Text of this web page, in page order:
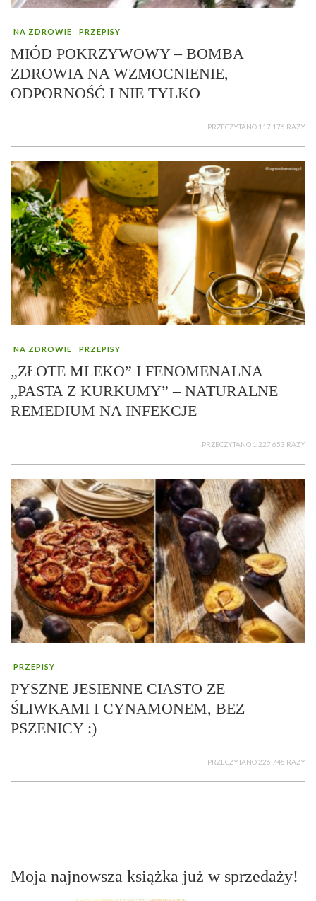
NA ZDROWIE PRZEPISY
MIÓD POKRZYWOWY – BOMBA
ZDROWIA NA WZMOCNIENIE,
ODPORNOŚĆ I NIE TYLKO
PRZECZYTANO 117 176 RAZY
NA ZDROWIE PRZEPISY
„ZŁOTE MLEKO” I FENOMENALNA
„PASTA Z KURKUMY” – NATURALNE
REMEDIUM NA INFEKCJE
PRZECZYTANO 1 227 653 RAZY
PRZEPISY
PYSZNE JESIENNE CIASTO ZE
ŚLIWKAMI I CYNAMONEM, BEZ
PSZENICY :)
PRZECZYTANO 226 745 RAZY
Moja najnowsza książka już w sprzedaży!